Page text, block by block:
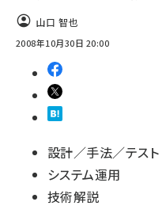
山口 智也
2008年10月30日 20:00
設計／手法／テスト
システム運用
技術解説